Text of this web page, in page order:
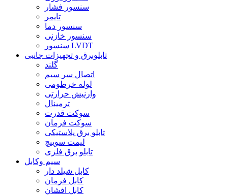
سنسور فشار
تایمر
سنسور دما
سنسور خازنی
سنسور LVDT
تابلوبرق و تجهیزات جانبی
گلند
اتصال سر سیم
لوله خرطومی
وارنیش حرارتی
ترمینال
سوکت قدرت
سوکت فرمان
تابلو برق پلاستیکی
لیمت سوییچ
تابلو برق فلزی
سیم وکابل
کابل شیلد دار
کابل فرمان
کابل افشان